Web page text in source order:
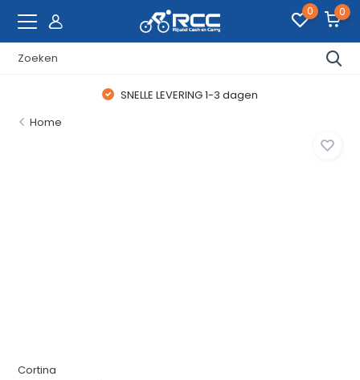
0 0
SNELLE LEVERING 1-3 dagen
Home
Cortina